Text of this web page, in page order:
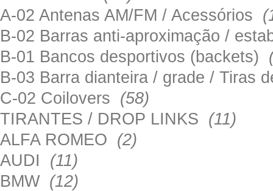
A-02 Antenas AM/FM / Acessórios
B-02 Barras anti-aproximação /
B-01 Bancos desportivos (backets)
B-03 Barra dianteira / grade / Tiras
C-02 Coilovers (58)
TIRANTES / DROP LINKS (11)
ALFA ROMEO (2)
AUDI (11)
BMW (12)